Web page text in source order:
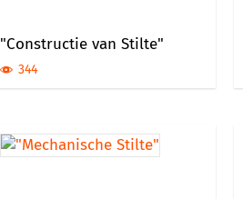
"Constructie van Stilte"
344